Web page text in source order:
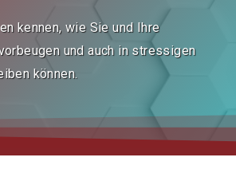
kennen, wie Sie und Ihre
und auch in stressigen
können.